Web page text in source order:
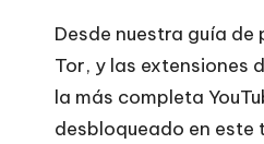
[
P
r
Desde nuestra guía
Tor, y las extensiones
la más completa
desbloqueado en este